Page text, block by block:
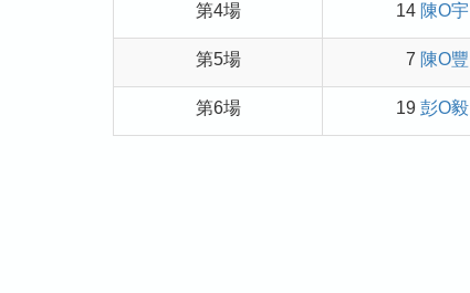
第4場 14 陳O宇
第5場 7 陳O豐
第6場 19 彭O毅